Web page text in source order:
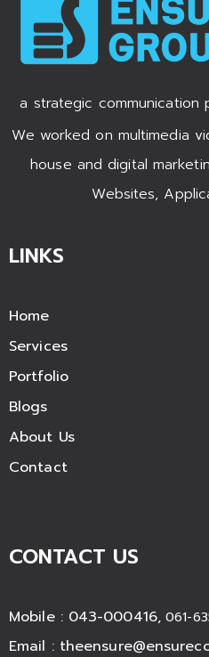
a strategic communication
We worked on multimedia
house and digital
Websites,
LINKS
Home
Services
Portfolio
Blogs
About Us
Contact
CONTACT US
Mobile : 043-000416, 061-
Email :